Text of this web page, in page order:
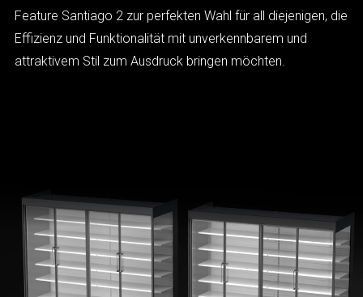
Feature Santiago 2 zur perfekten Wahl für all diejenigen, die
Effizienz und Funktionalität mit unverkennbarem und
attraktivem Stil zum Ausdruck bringen möchten.